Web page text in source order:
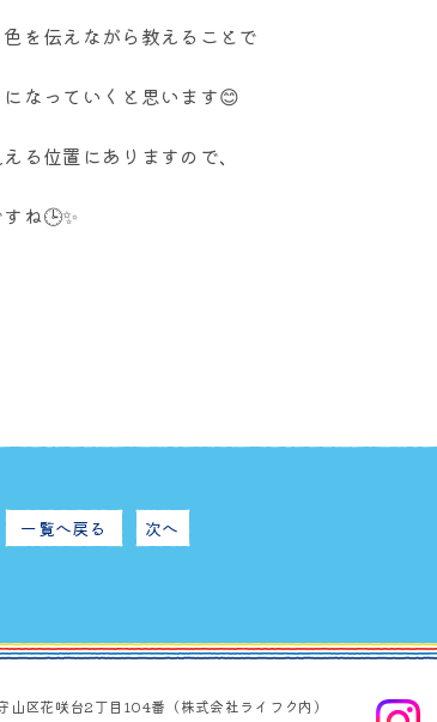
を伝えながら教えることで
なっていくと思います😊
る位置にありますので、
ね🕒✨
一覧へ戻る 次へ
山区花咲台2丁目104番（株式会社ライフク内）